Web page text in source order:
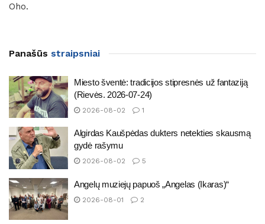
Oho.
Panašūs straipsniai
Miesto šventė: tradicijos stipresnės už fantaziją
(Rievės. 2026-07-24)
2026-08-02 1
Algirdas Kaušpėdas dukters netekties skausmą
gydė rašymu
2026-08-02 5
Angelų muziejų papuoš „Angelas (Ikaras)“
2026-08-01 2